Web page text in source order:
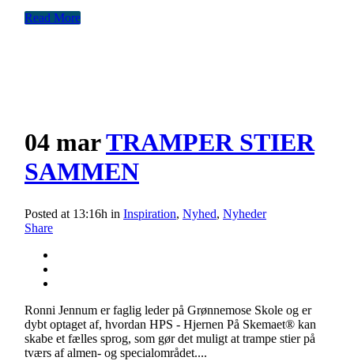
Read More
04 marTRAMPER STIER
SAMMEN
Posted at 13:16h in Inspiration, Nyhed, Nyheder
Share
Ronni Jennum er faglig leder på Grønnemose Skole og er
dybt optaget af, hvordan HPS - Hjernen På Skemaet® kan
skabe et fælles sprog, som gør det muligt at trampe stier på
tværs af almen- og specialområdet....